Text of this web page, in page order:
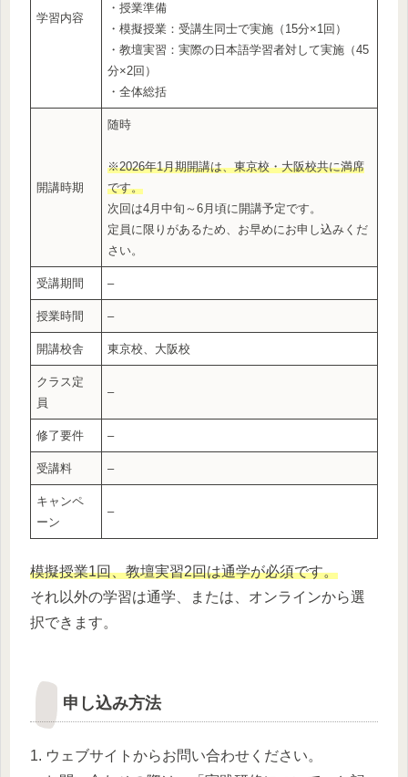
学習内容
・授業準備
・模擬授業：受講生同士で実施（15分×1回）
・教壇実習：実際の日本語学習者対して実施（45
分×2回）
・全体総括
開講時期
随時
※2026年1月期開講は、東京校・大阪校共に満席
です。
次回は4月中旬～6月頃に開講予定です。
定員に限りがあるため、お早めにお申し込みくだ
さい。
受講期間 –
授業時間 –
開講校舎 東京校、大阪校
クラス定
員
–
修了要件 –
受講料 –
キャンペ
ーン
–
模擬授業1回、教壇実習2回は通学が必須です。
それ以外の学習は通学、または、オンラインから選
択できます。
申し込み方法
1. ウェブサイトからお問い合わせください。